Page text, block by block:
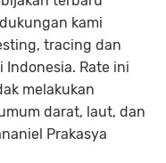
kami
tracing dan
Rate ini
melakukan
darat, laut, dan
Prakasya